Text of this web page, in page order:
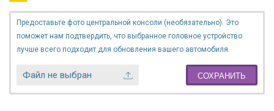
Предоставьте фото центральной консоли (необязательно). Это
поможет нам подтвердить, что выбранное головное устройство
лучше всего подходит для обновления вашего автомобиля.
Файл не выбран СОХРАНИТЬ